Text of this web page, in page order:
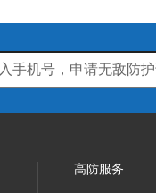
高防服务